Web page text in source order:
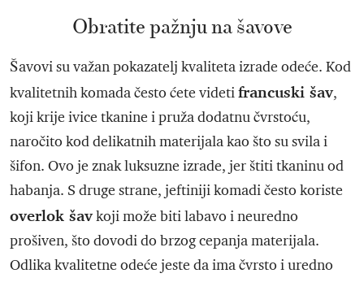
Obratite pažnju na šavove
Šavovi su važan pokazatelj kvaliteta izrade odeće. Kod
kvalitetnih komada često ćete videtifrancuski šav,
koji krije ivice tkanine i pruža dodatnu čvrstoću,
naročito kod delikatnih materijala kao što su svila i
šifon. Ovo je znak luksuzne izrade, jer štiti tkaninu od
habanja. S druge strane, jeftiniji komadi često koriste
overlok šavkoji može biti labavo i neuredno
prošiven, što dovodi do brzog cepanja materijala.
Odlika kvalitetne odeće jeste da ima čvrsto i uredno